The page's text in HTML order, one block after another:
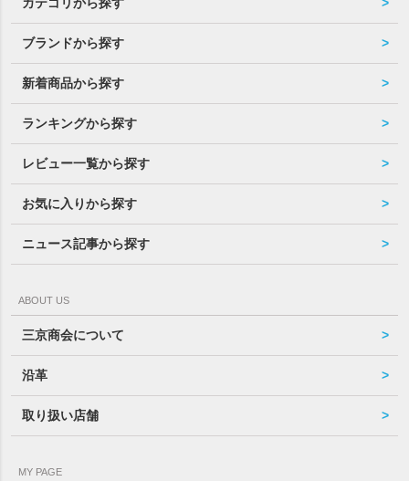
カテゴリから探す
ブランドから探す
新着商品から探す
ランキングから探す
レビュー一覧から探す
お気に入りから探す
ニュース記事から探す
ABOUT US
三京商会について
沿革
取り扱い店舗
MY PAGE